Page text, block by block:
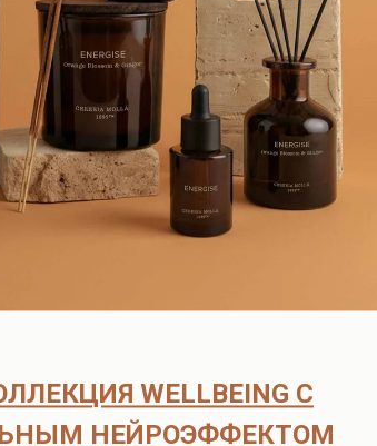
WELLBEING С
НЕЙРОЭФФЕКТОМ
в наличии и под заказ.
и доставки.
6-8 недель.
подтверждения наличия товара на складе):
916-725-52-45 по адресу : м.Кузьминки,